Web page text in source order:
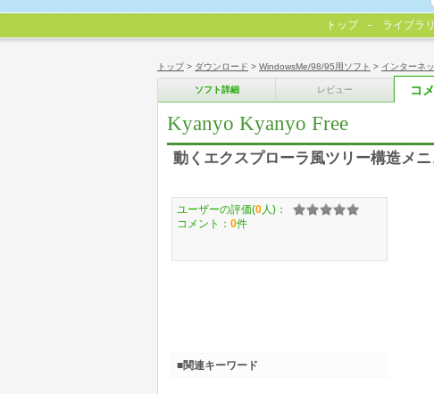
トップ> ダウンロード > WindowsMe/98/95用ソフト > インターネ
ソフト詳細 レビュー コ
Kyanyo Kyanyo Free
動くエクスプローラ風ツリー構造メ
ユーザーの評価(0 人)：
コメント： 0件
■関連キーワード
トップ ライブラリ